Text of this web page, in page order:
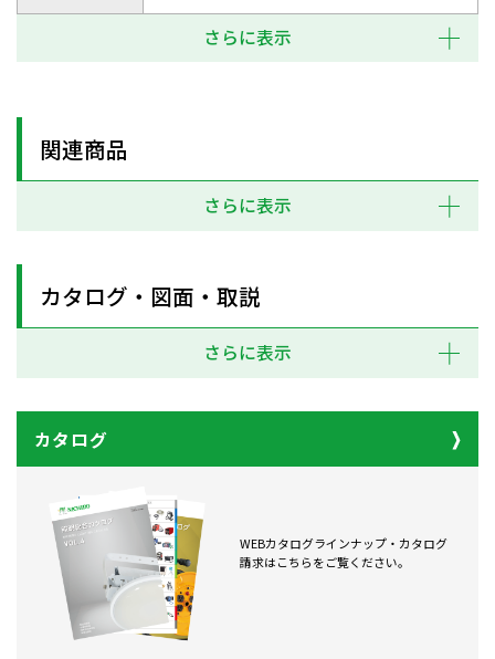
さらに表示
関連商品
さらに表示
カタログ・図面・取説
さらに表示
カタログ
WEBカタログラインナップ・カタログ
請求はこちらをご覧ください。